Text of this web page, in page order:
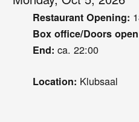
Restaurant Opening:
Box office/Doors
End: ca. 22:00
Location: Klubsaal